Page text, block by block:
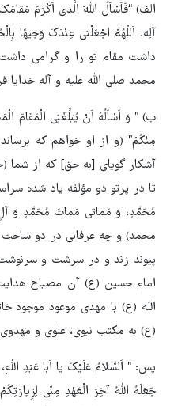
الف) “فَاَسْاَلُ اللّهَ الَّذی اَکْرَمَ
آلِه. اَللّهُمَّ اجْعَلْنی عِنْدَکَ وَجیهًا
داشت مقام تو را و گرامی
محمد صلی اللّه علیه و آله خدایا
ب) ” وَ اَسْاَلُهُ اَنْ یُبَلِّغَنِی الْمَقامَ
مِنْکُمْ” (و از او خواهم که
آشکار گویای [به حق‏] که از شما
تا در پرتو دو مؤلفه یاد شده
مُحَمَّدٍ، وَ مَماتی مَماتَ مُحَمَّدٍ وَ
محمد) و چه عرفانی در دو ساحت
پیوند زند و در سرشت و
امام حسین (ع) آن مصباح
الله (ع) با مهدی موعود موجود
(ع) به مکتب نبوی، علوی و
پس: ” اَلسَّلامُ عَلَیْکَ یا اَبا عَبْدِ
جَعَلَهُ اللّهُ آخِرَ الْعَهْدِ مِنّی